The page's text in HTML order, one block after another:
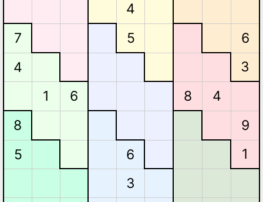
4
7
5
6
4
3
1
6 8
4
8
9
5
6
1
3